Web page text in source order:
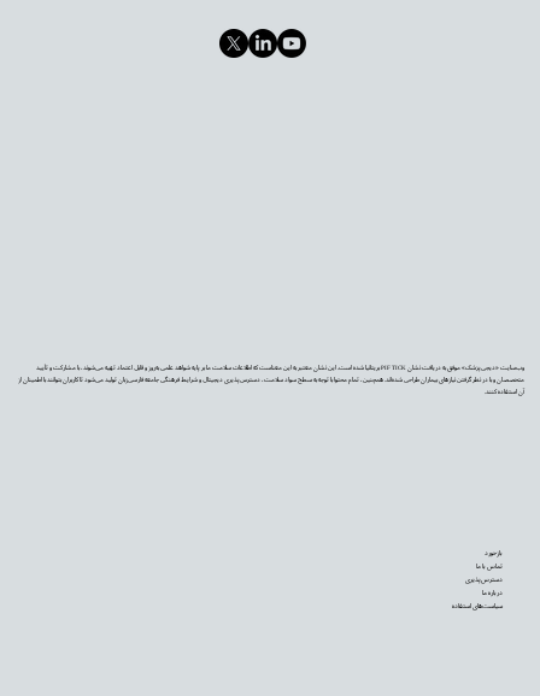
وب‌سایت «دیجی‌پزشک» موفق به دریافت نشان PIF TICK بریتانیا شده است. این نشان معتبر به این معناست که اطلاعات سلامت ما بر پایه شواهد علمی به‌روز و قابل اعتماد تهیه می‌شوند، با مشارکت و تأیید
متخصصان و با در نظر گرفتن نیازهای بیماران طراحی شده‌اند. همچنین، تمام محتوا با توجه به سطح سواد سلامت، دسترس‌پذیری دیجیتال و شرایط فرهنگی جامعه فارسی‌زبان تولید می‌شود تا کاربران بتوانند با اطمینان از
آن استفاده کنند.
بازخورد
تماس با ما
دسترس‌پذیری
درباره ما
سیاست‌های استفاده